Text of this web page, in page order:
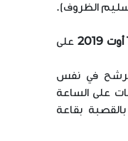
الظروف).
2019 على
في نفس
على الساعة
بقاعة